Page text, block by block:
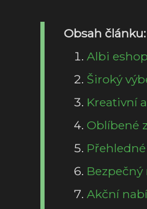
Obsah článku:
Albi
Široký
Kreativní
Oblíbené
Akční